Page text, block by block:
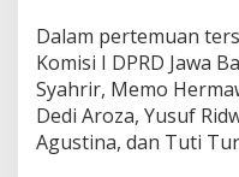
Dalam pertemuan
Komisi I DPRD Jawa
Syahrir, Memo
Dedi Aroza, Yusuf
Agustina, dan Tuti